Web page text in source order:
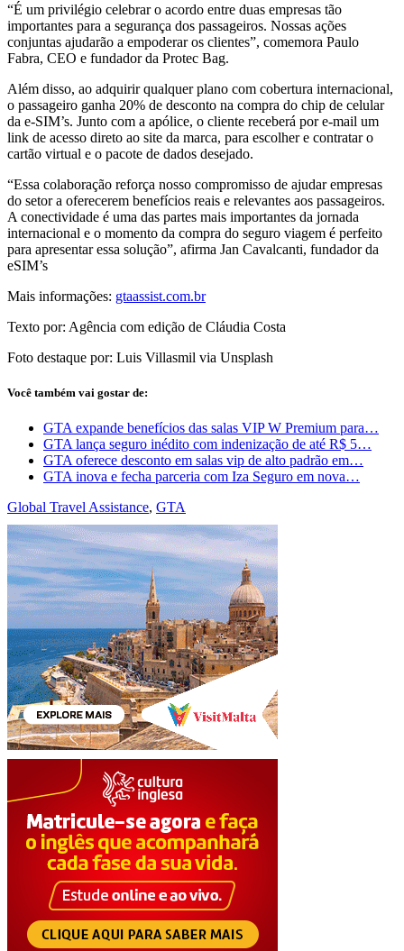
“É um privilégio celebrar o acordo entre duas empresas tão
importantes para a segurança dos passageiros. Nossas ações
conjuntas ajudarão a empoderar os clientes”, comemora Paulo
Fabra, CEO e fundador da Protec Bag.
Além disso, ao adquirir qualquer plano com cobertura internacional,
o passageiro ganha 20% de desconto na compra do chip de celular
da e-SIM’s. Junto com a apólice, o cliente receberá por e-mail um
link de acesso direto ao site da marca, para escolher e contratar o
cartão virtual e o pacote de dados desejado.
“Essa colaboração reforça nosso compromisso de ajudar empresas
do setor a oferecerem benefícios reais e relevantes aos passageiros.
A conectividade é uma das partes mais importantes da jornada
internacional e o momento da compra do seguro viagem é perfeito
para apresentar essa solução”, afirma Jan Cavalcanti, fundador da
eSIM’s
Mais informações: gtaassist.com.br
Texto por: Agência com edição de Cláudia Costa
Foto destaque por: Luis Villasmil via Unsplash
Você também vai gostar de:
GTA expande benefícios das salas VIP W Premium para…
GTA lança seguro inédito com indenização de até R$ 5…
GTA oferece desconto em salas vip de alto padrão em…
GTA inova e fecha parceria com Iza Seguro em nova…
Global Travel Assistance, GTA